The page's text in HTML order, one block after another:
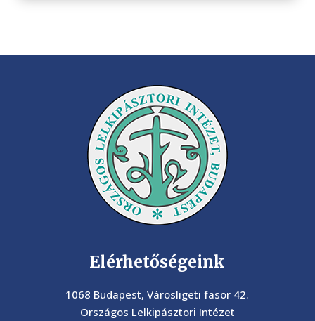
Elérhetőségeink
1068 Budapest, Városligeti fasor 42.
Országos Lelkipásztori Intézet